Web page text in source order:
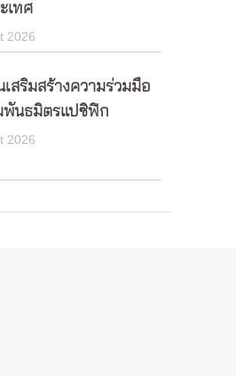
เทศ
2026
เสริมสร้างความร่วมมือ
นธมิตรแปซิฟิก
2026